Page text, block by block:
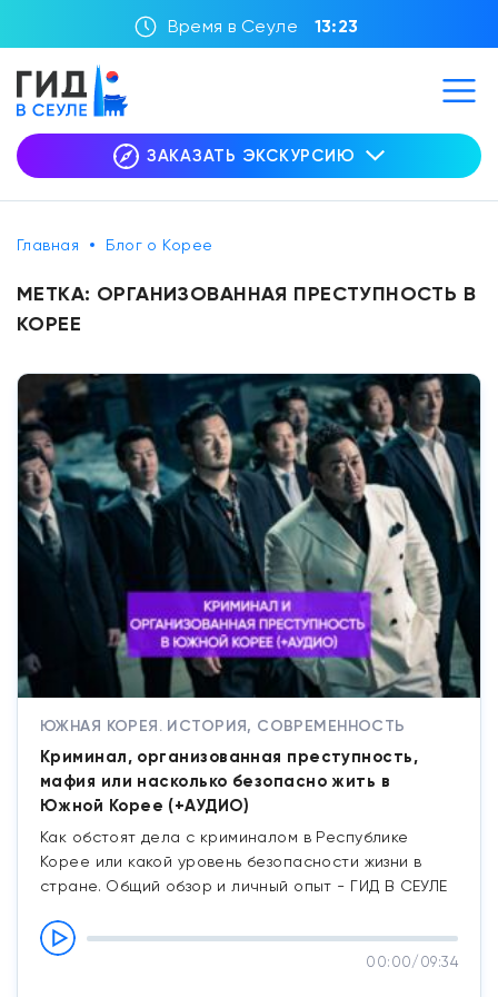
Время в Сеуле 13:23
ЗАКАЗАТЬ ЭКСКУРСИЮ
Главная Блог о Корее
МЕТКА: ОРГАНИЗОВАННАЯ ПРЕСТУПНОСТЬ В
КОРЕЕ
ЮЖНАЯ КОРЕЯ. ИСТОРИЯ, СОВРЕМЕННОСТЬ
Криминал, организованная преступность,
мафия или насколько безопасно жить в
Южной Корее (+АУДИО)
Как обстоят дела с криминалом в Республике
Корее или какой уровень безопасности жизни в
стране. Общий обзор и личный опыт - ГИД В СЕУЛЕ
00:00/ 09:34